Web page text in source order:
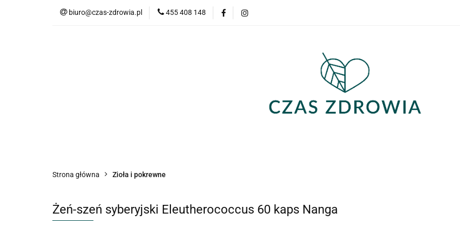
biuro@czas-zdrowia.pl 455 408 148
Strona główna Zioła i pokrewne
Żeń-szeń syberyjski Eleutherococcus 60 kaps Nanga